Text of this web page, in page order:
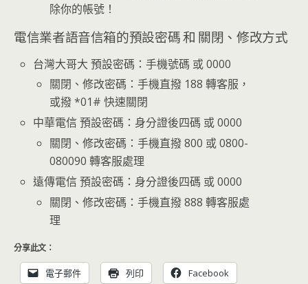
除你的帳號！
電信業者語音信箱的預設密碼 和 關閉、修改方式
台灣大哥大 預設密碼：手機號碼 或 0000
關閉、修改密碼：手機直撥 188 轉客服，
或撥 *01# 快速關閉
中華電信 預設密碼：身分證後四碼 或 0000
關閉、修改密碼：手機直撥 800 或 0800-
080090 轉客服處理
遠傳電信 預設密碼：身分證後四碼 或 0000
關閉、修改密碼：手機直撥 888 轉客服處
理
分享此文：
電子郵件 列印 Facebook